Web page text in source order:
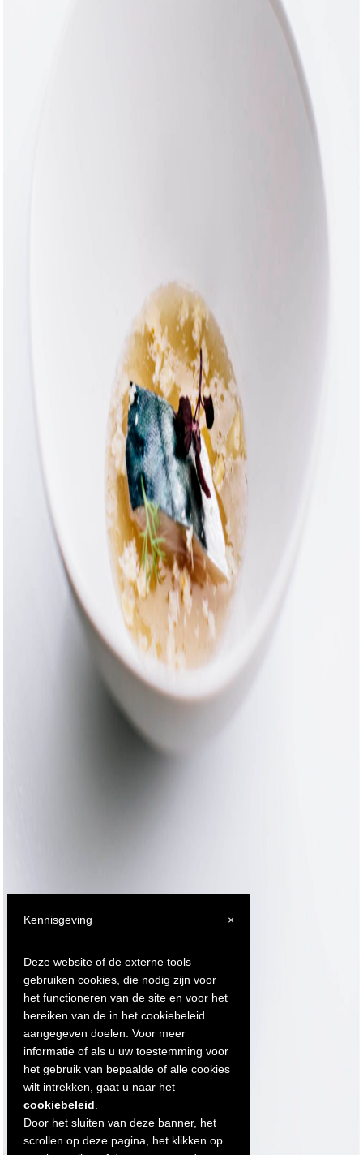
×
Kennisgeving
Deze website of de externe tools
gebruiken cookies, die nodig zijn voor
het functioneren van de site en voor het
bereiken van de in het cookiebeleid
aangegeven doelen. Voor meer
informatie of als u uw toestemming voor
het gebruik van bepaalde of alle cookies
wilt intrekken, gaat u naar het
cookiebeleid
Door het sluiten van deze banner, het
scrollen op deze pagina, het klikken op